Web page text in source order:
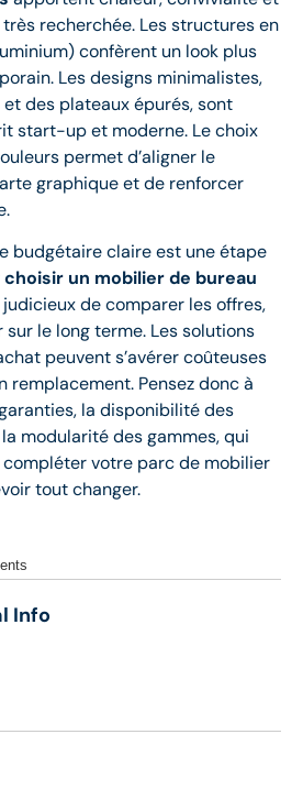
recherchée. Les structures en
confèrent un look plus
Les designs minimalistes,
des plateaux épurés, sont
start-up et moderne. Le choix
permet d’aligner le
graphique et de renforcer
budgétaire claire est une étape
choisir un mobilier de bureau
judicieux de comparer les offres,
le long terme. Les solutions
peuvent s’avérer coûteuses
remplacement. Pensez donc à
la disponibilité des
modularité des gammes, qui
votre parc de mobilier
tout changer.
Info